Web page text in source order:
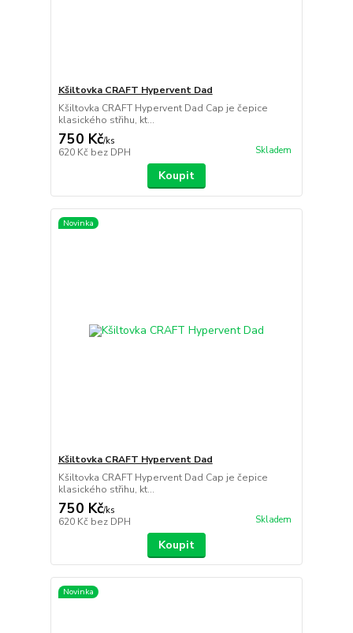
Kšiltovka CRAFT Hypervent Dad
Kšiltovka CRAFT Hypervent Dad Cap je čepice
klasického střihu, kt...
750 Kč/ks
620 Kč bez DPH Skladem
Koupit
Novinka
Kšiltovka CRAFT Hypervent Dad
Kšiltovka CRAFT Hypervent Dad Cap je čepice
klasického střihu, kt...
750 Kč/ks
620 Kč bez DPH Skladem
Koupit
Novinka